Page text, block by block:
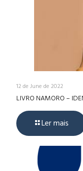
12 de June de 2022
LIVRO NAMORO –
Ler mais